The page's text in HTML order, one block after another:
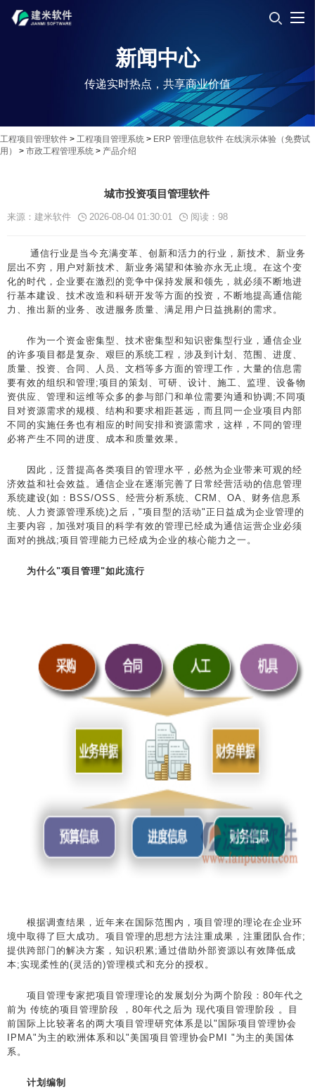
新闻中心
传递实时热点，共享商业价值
工程项目管理软件 > 工程项目管理系统 > ERP 管理信息软件 在线演示体验（免费试
用）
> 市政工程管理系统 > 产品介绍
城市投资项目管理软件
来源：建米软件 2026-08-04 01:30:01 阅读： 98
通信行业是当今充满变革、创新和活力的行业，新技术、新业务
层出不穷，用户对新技术、新业务渴望和体验亦永无止境。在这个变
化的时代，企业要在激烈的竞争中保持发展和领先，就必须不断地进
行基本建设、技术改造和科研开发等方面的投资，不断地提高通信能
力、推出新的业务、改进服务质量、满足用户日益挑剔的需求。
作为一个资金密集型、技术密集型和知识密集型行业，通信企业
的许多项目都是复杂、艰巨的系统工程，涉及到计划、范围、进度、
质量、投资、合同、人员、文档等多方面的管理工作，大量的信息需
要有效的组织和管理;项目的策划、可研、设计、施工、监理、设备物
资供应、管理和运维等众多的参与部门和单位需要沟通和协调;不同项
目对资源需求的规模、结构和要求相距甚远，而且同一企业项目内部
不同的实施任务也有相应的时间安排和资源需求，这样，不同的管理
必将产生不同的进度、成本和质量效果。
因此，泛普提高各类项目的管理水平，必然为企业带来可观的经
济效益和社会效益。通信企业在逐渐完善了日常经营活动的信息管理
系统建设(如：BSS/OSS、经营分析系统、CRM、OA、财务信息系
统、人力资源管理系统)之后，"项目型的活动"正日益成为企业管理的
主要内容，加强对项目的科学有效的管理已经成为通信运营企业必须
面对的挑战;项目管理能力已经成为企业的核心能力之一。
为什么"项目管理"如此流行
根据调查结果，近年来在国际范围内，项目管理的理论在企业环
境中取得了巨大成功。项目管理的思想方法注重成果，注重团队合作;
提供跨部门的解决方案，知识积累;通过借助外部资源以有效降低成
本;实现柔性的(灵活的)管理模式和充分的授权。
项目管理专家把项目管理理论的发展划分为两个阶段：80年代之
前为 传统的项目管理阶段 ，80年代之后为 现代项目管理阶段 。目
前国际上比较著名的两大项目管理研究体系是以"国际项目管理协会
IPMA"为主的欧洲体系和以"美国项目管理协会PMI "为主的美国体
系。
计划编制